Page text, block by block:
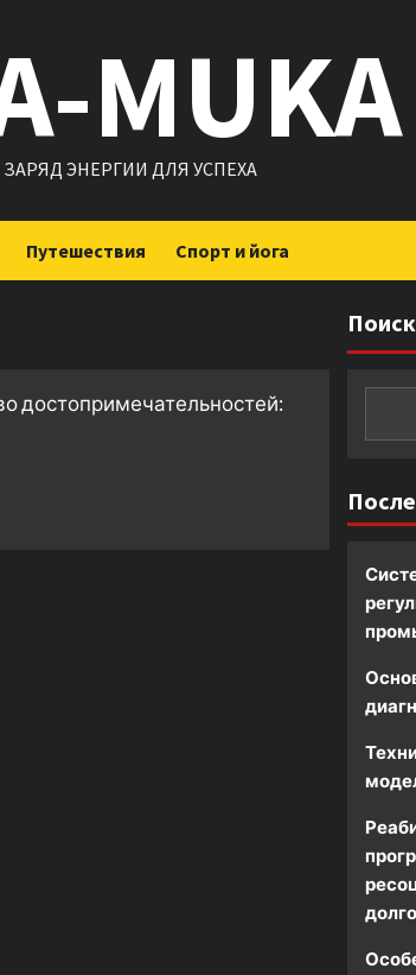
MUKA
ЭНЕРГИИ ДЛЯ УСПЕХА
Путешествия Спорт и йога
достопримечательностей:
Поиск